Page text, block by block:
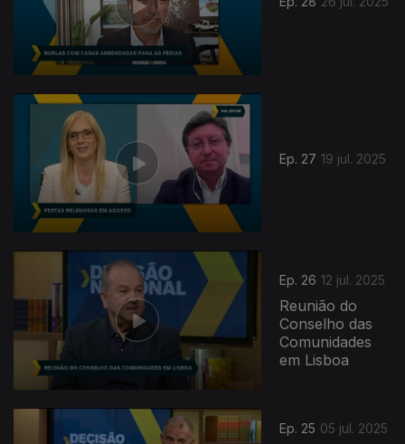
Ep. 27 19 jul. 2025
Ep. 26 12 jul. 2025
Reunião do
Conselho das
Comunidades
em Lisboa
Ep. 25 05 jul. 2025